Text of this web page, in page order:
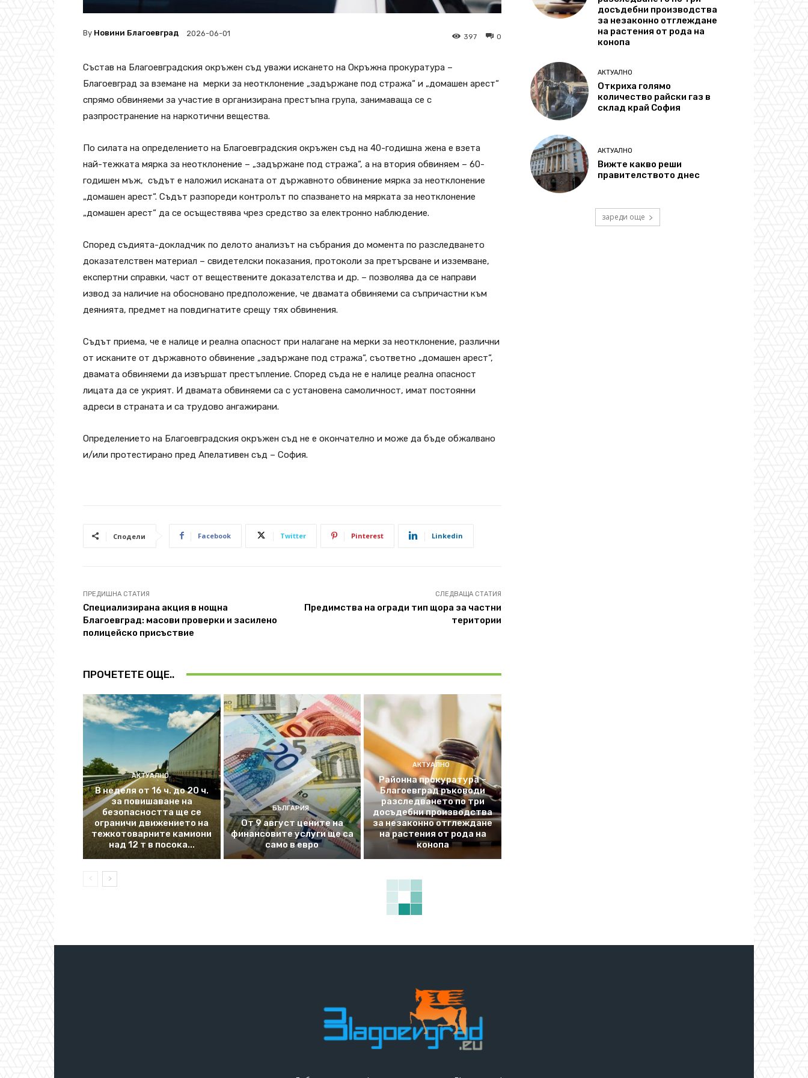
By Новини Благоевград 2026-06-01 0
397
Състав на Благоевградския окръжен съд уважи искането на Окръжна прокуратура –
Благоевград за вземане на мерки за неотклонение „задържане под стража“ и „домашен арест“
спрямо обвиняеми за участие в организирана престъпна група, занимаваща се с
разпространение на наркотични вещества.
По силата на определението на Благоевградския окръжен съд на 40-годишна жена е взета
най-тежката мярка за неотклонение – „задържане под стража“, а на втория обвиняем – 60-
годишен мъж, съдът е наложил исканата от държавното обвинение мярка за неотклонение
„домашен арест“. Съдът разпореди контролът по спазването на мярката за неотклонение
„домашен арест“ да се осъществява чрез средство за електронно наблюдение.
Според съдията-докладчик по делото анализът на събрания до момента по разследването
доказателствен материал – свидетелски показания, протоколи за претърсване и изземване,
експертни справки, част от веществените доказателства и др. – позволява да се направи
извод за наличие на обосновано предположение, че двамата обвиняеми са съпричастни към
деянията, предмет на повдигнатите срещу тях обвинения.
Съдът приема, че е налице и реална опасност при налагане на мерки за неотклонение, различни
от исканите от държавното обвинение „задържане под стража“, съответно „домашен арест“,
двамата обвиняеми да извършат престъпление. Според съда не е налице реална опасност
лицата да се укрият. И двамата обвиняеми са с установена самоличност, имат постоянни
адреси в страната и са трудово ангажирани.
Определението на Благоевградския окръжен съд не е окончателно и може да бъде обжалвано
и/или протестирано пред Апелативен съд – София.
Сподели Facebook Twitter Pinterest Linkedin
ПРЕДИШНА СТАТИЯ
Специализирана акция в нощна
Благоевград: масови проверки и засилено
полицейско присъствие
СЛЕДВАЩА СТАТИЯ
Предимства на огради тип щора за частни
територии
ПРОЧЕТЕТЕ ОЩЕ..
АКТУАЛНО
В неделя от 16 ч. до 20 ч.
за повишаване на
безопасността ще се
ограничи движението на
тежкотоварните камиони
над 12 т в посока...
БЪЛГАРИЯ
От 9 август цените на
финансовите услуги ще са
само в евро
АКТУАЛНО
Районна прокуратура –
Благоевград ръководи
разследването по три
досъдебни производства
за незаконно отглеждане
на растения от рода на
конопа
досъдебни производства
за незаконно отглеждане
на растения от рода на
конопа
АКТУАЛНО
Откриха голямо
количество райски газ в
склад край София
АКТУАЛНО
Вижте какво реши
правителството днес
зареди още